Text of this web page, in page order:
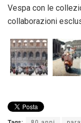
Vespa con le
collaborazioni